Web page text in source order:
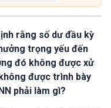
rằng số dư đầu kỳ
trọng yếu đến
đó không được xử
được trình bày
phải làm gì?